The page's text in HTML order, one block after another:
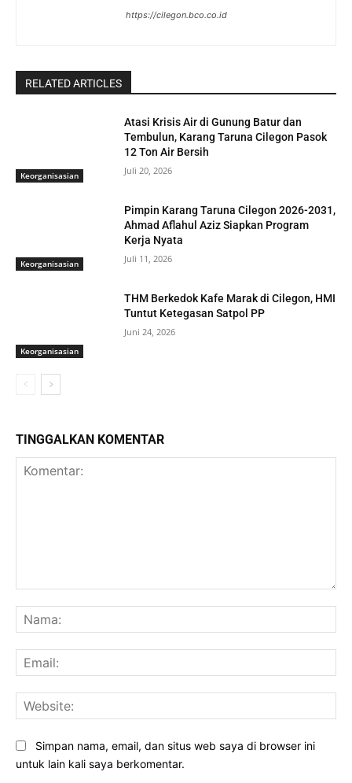
https://cilegon.bco.co.id
RELATED ARTICLES
Keorganisasian
Atasi Krisis Air di Gunung Batur dan
Tembulun, Karang Taruna Cilegon Pasok
12 Ton Air Bersih
Juli 20, 2026
Keorganisasian
Pimpin Karang Taruna Cilegon 2026-2031,
Ahmad Aflahul Aziz Siapkan Program
Kerja Nyata
Juli 11, 2026
Keorganisasian
THM Berkedok Kafe Marak di Cilegon, HMI
Tuntut Ketegasan Satpol PP
Juni 24, 2026
TINGGALKAN KOMENTAR
Simpan nama, email, dan situs web saya di browser ini
untuk lain kali saya berkomentar.